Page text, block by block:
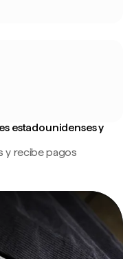
estadounidenses y
y recibe pagos